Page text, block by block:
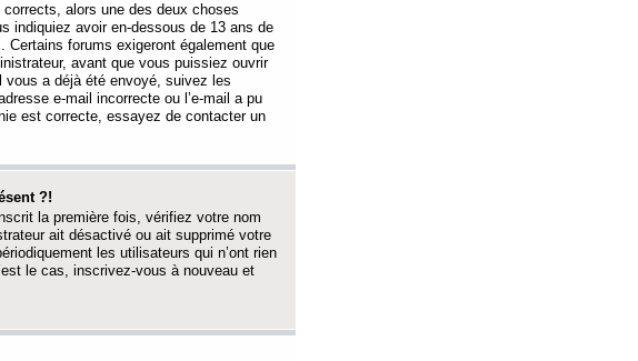
alors une des deux choses
indiquiez avoir en-dessous de 13 ans de
forums exigeront également que
avant que vous puissiez ouvrir
vous a déjà été envoyé, suivez les
e-mail incorrecte ou l’e-mail a pu
est correcte, essayez de contacter un
?!
la première fois, vérifiez votre nom
ait désactivé ou ait supprimé votre
les utilisateurs qui n’ont rien
le cas, inscrivez-vous à nouveau et